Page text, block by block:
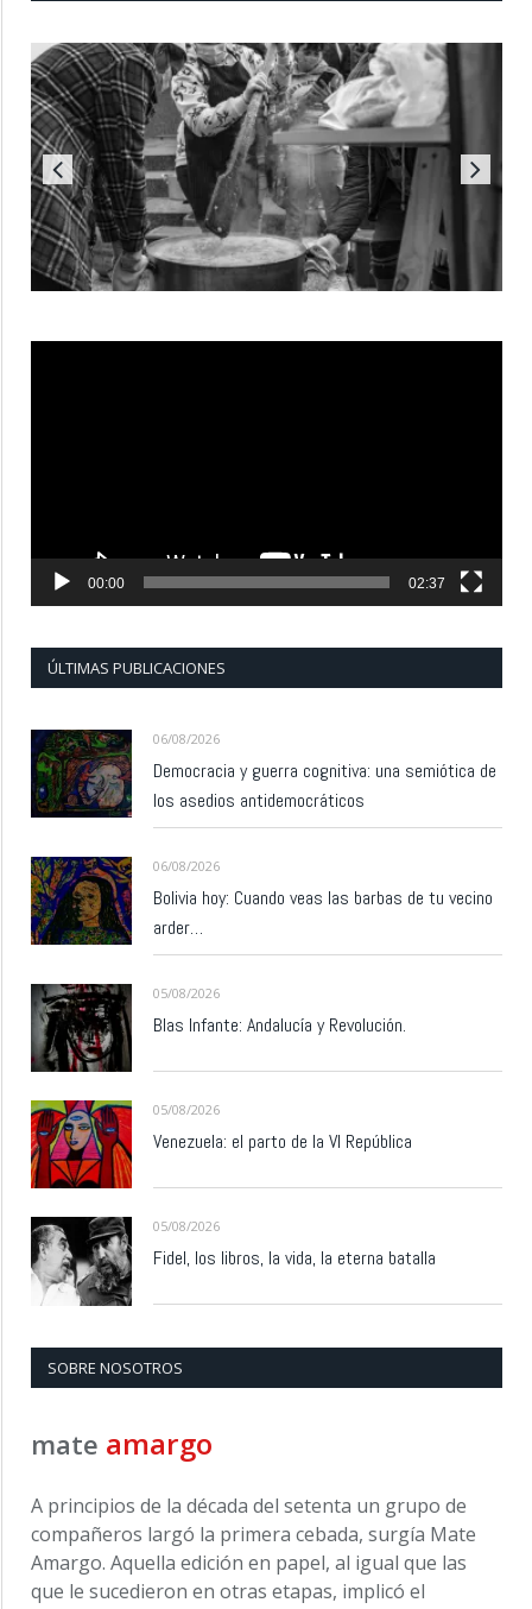
00:00 02:37
ÚLTIMAS PUBLICACIONES
06/08/2026
Democracia y guerra cognitiva: una semiótica de
los asedios antidemocráticos
06/08/2026
Bolivia hoy: Cuando veas las barbas de tu vecino
arder…
05/08/2026
Blas Infante: Andalucía y Revolución.
05/08/2026
Venezuela: el parto de la VI República
05/08/2026
Fidel, los libros, la vida, la eterna batalla
SOBRE NOSOTROS
mate amargo
A principios de la década del setenta un grupo de
compañeros largó la primera cebada, surgía Mate
Amargo. Aquella edición en papel, al igual que las
que le sucedieron en otras etapas, implicó el